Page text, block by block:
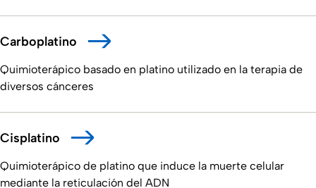
Quimioterápico basado en platino utilizado en la terapia de
diversos cánceres
Carboplatino
Quimioterápico de platino que induce la muerte celular
mediante la reticulación del ADN
Cisplatino